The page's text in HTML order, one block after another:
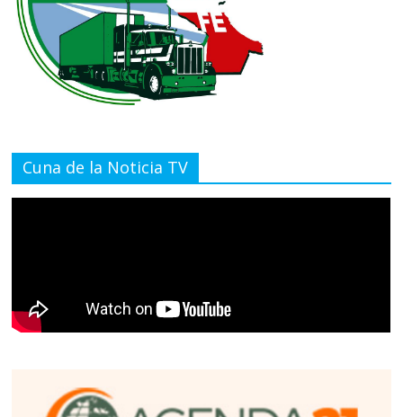
Cuna de la Noticia TV